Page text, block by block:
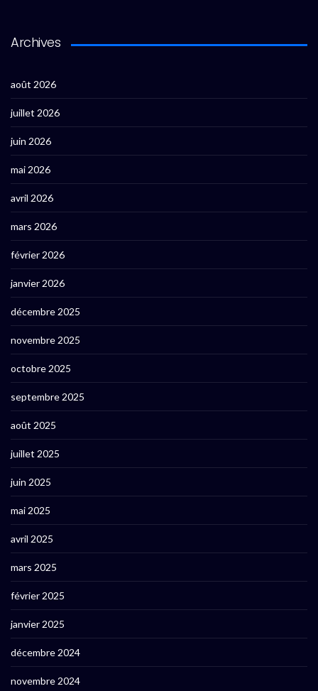
Archives
août 2026
juillet 2026
juin 2026
mai 2026
avril 2026
mars 2026
février 2026
janvier 2026
décembre 2025
novembre 2025
octobre 2025
septembre 2025
août 2025
juillet 2025
juin 2025
mai 2025
avril 2025
mars 2025
février 2025
janvier 2025
décembre 2024
novembre 2024